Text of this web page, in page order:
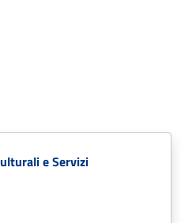
e Servizi